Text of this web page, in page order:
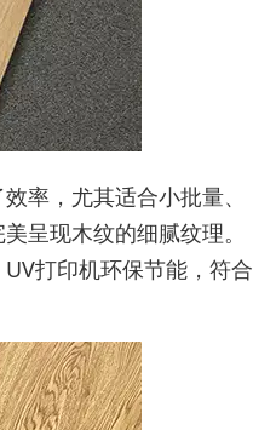
率，尤其适合小批量、
呈现木纹的细腻纹理。
打印机环保节能，符合